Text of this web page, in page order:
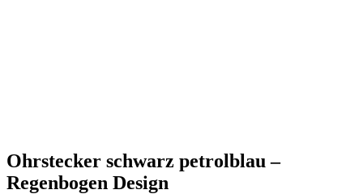
Ohrstecker schwarz petrolblau –
Regenbogen Design